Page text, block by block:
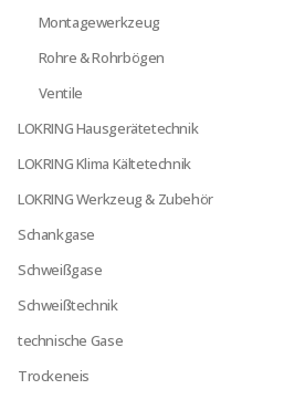
Montagewerkzeug
Rohre & Rohrbögen
Ventile
LOKRING Hausgerätetechnik
LOKRING Klima Kältetechnik
LOKRING Werkzeug & Zubehör
Schankgase
Schweißgase
Schweißtechnik
technische Gase
Trockeneis